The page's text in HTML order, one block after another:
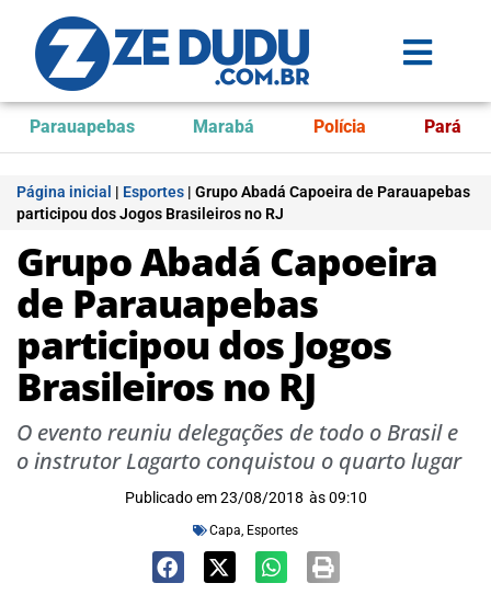
Parauapebas Marabá Polícia Pará
Página inicial | Esportes | Grupo Abadá Capoeira de Parauapebas
participou dos Jogos Brasileiros no RJ
Grupo Abadá Capoeira
de Parauapebas
participou dos Jogos
Brasileiros no RJ
O evento reuniu delegações de todo o Brasil e
o instrutor Lagarto conquistou o quarto lugar
Publicado em 23/08/2018 às 09:10
Capa, Esportes